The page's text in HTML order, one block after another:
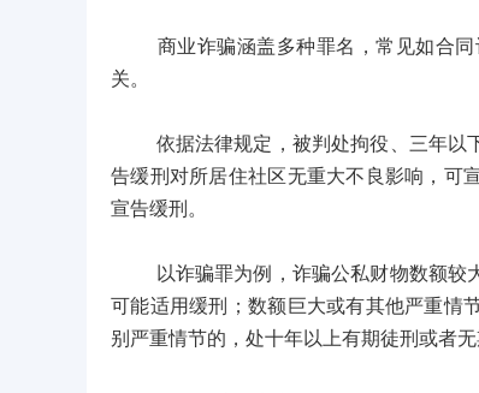
商业诈骗涵盖多种罪名，常见如合同
关。
依据法律规定，被判处拘役、三年以下
告缓刑对所居住社区无重大不良影响，可
宣告缓刑。
以诈骗罪为例，诈骗公私财物数额较大
可能适用缓刑；数额巨大或有其他严重情
别严重情节的，处十年以上有期徒刑或者